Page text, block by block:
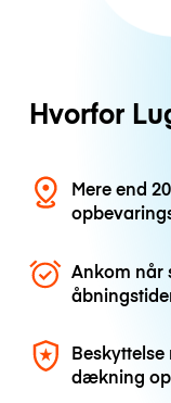
Hvorfor
Mere end
Ankom når
Beskyttelse
dækning